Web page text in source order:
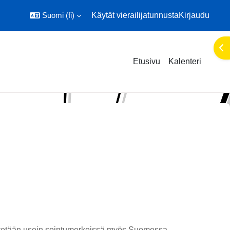
Suomi ‎(fi)‎ Käytät vierailijatunnustaKirjaudu
Etusivu Kalenteri